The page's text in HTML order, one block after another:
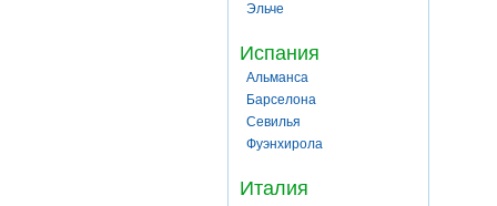
Эльче
Испания
Альманса
Барселона
Севилья
Фуэнхирола
Италия